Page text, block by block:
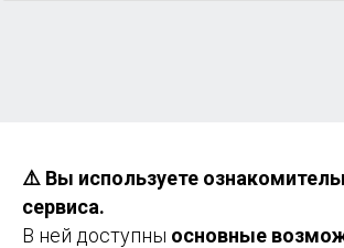
⚠️ Вы используете
сервиса.
В ней доступны основные